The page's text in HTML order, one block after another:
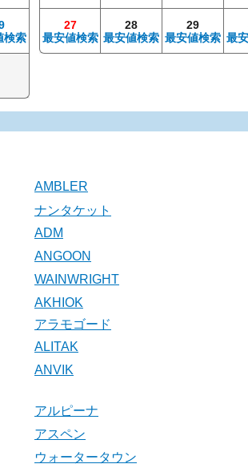
検索
27
最安値検索
28
最安値検索
29
最安値検索 最
AMBLER
ナンタケット
ADM
ANGOON
WAINWRIGHT
AKHIOK
アラモゴード
ALITAK
ANVIK
アルピーナ
アスペン
ウォータータウン